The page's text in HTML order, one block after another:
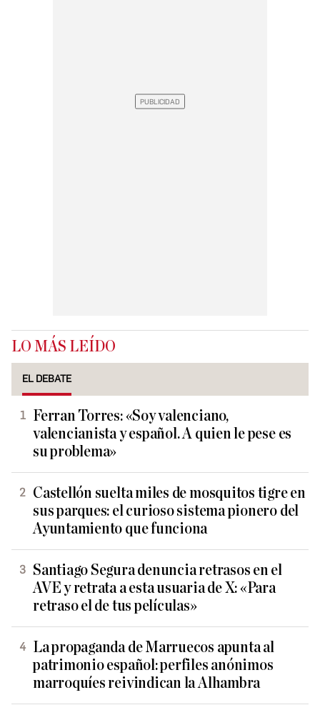
LO MÁS LEÍDO
EL DEBATE
Ferran Torres: «Soy valenciano,
valencianista y español. A quien le pese es
su problema»
Castellón suelta miles de mosquitos tigre en
sus parques: el curioso sistema pionero del
Ayuntamiento que funciona
Santiago Segura denuncia retrasos en el
AVE y retrata a esta usuaria de X: «Para
retraso el de tus películas»
La propaganda de Marruecos apunta al
patrimonio español: perfiles anónimos
marroquíes reivindican la Alhambra